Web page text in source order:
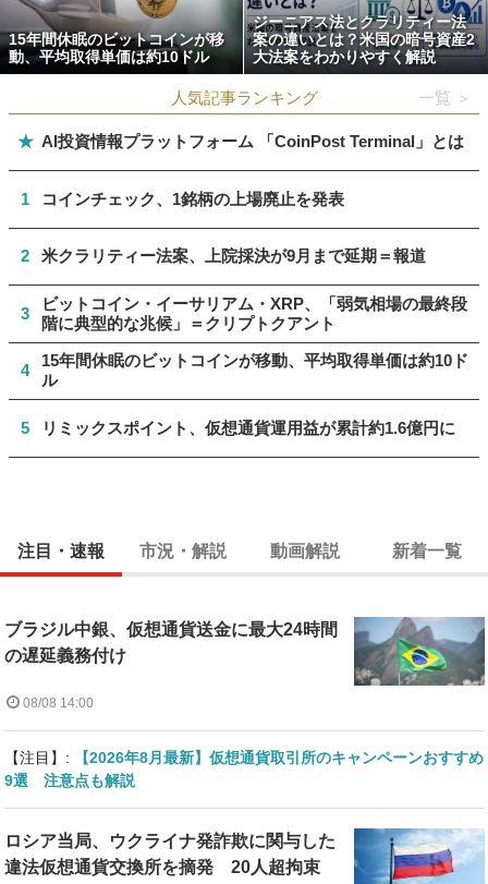
15年間休眠のビットコインが移
動、平均取得単価は約10ドル
ジーニアス法とクラリティー法
案の違いとは？米国の暗号資産2
大法案をわかりやすく解説
人気記事ランキング 一覧 ＞
★ AI投資情報プラットフォーム 「CoinPost Terminal」とは
1 コインチェック、1銘柄の上場廃止を発表
2 米クラリティー法案、上院採決が9月まで延期＝報道
3
ビットコイン・イーサリアム・XRP、「弱気相場の最終段
階に典型的な兆候」＝クリプトクアント
4
15年間休眠のビットコインが移動、平均取得単価は約10ド
ル
5 リミックスポイント、仮想通貨運用益が累計約1.6億円に
注目・速報 市況・解説 動画解説 新着一覧
ブラジル中銀、仮想通貨送金に最大24時間
の遅延義務付け
08/08 14:00
【注目】:
【2026年8月最新】仮想通貨取引所のキャンペーンおすすめ
9選 注意点も解説
ロシア当局、ウクライナ発詐欺に関与した
違法仮想通貨交換所を摘発 20人超拘束